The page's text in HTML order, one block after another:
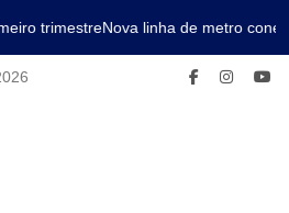
trimestreNova linha de metro